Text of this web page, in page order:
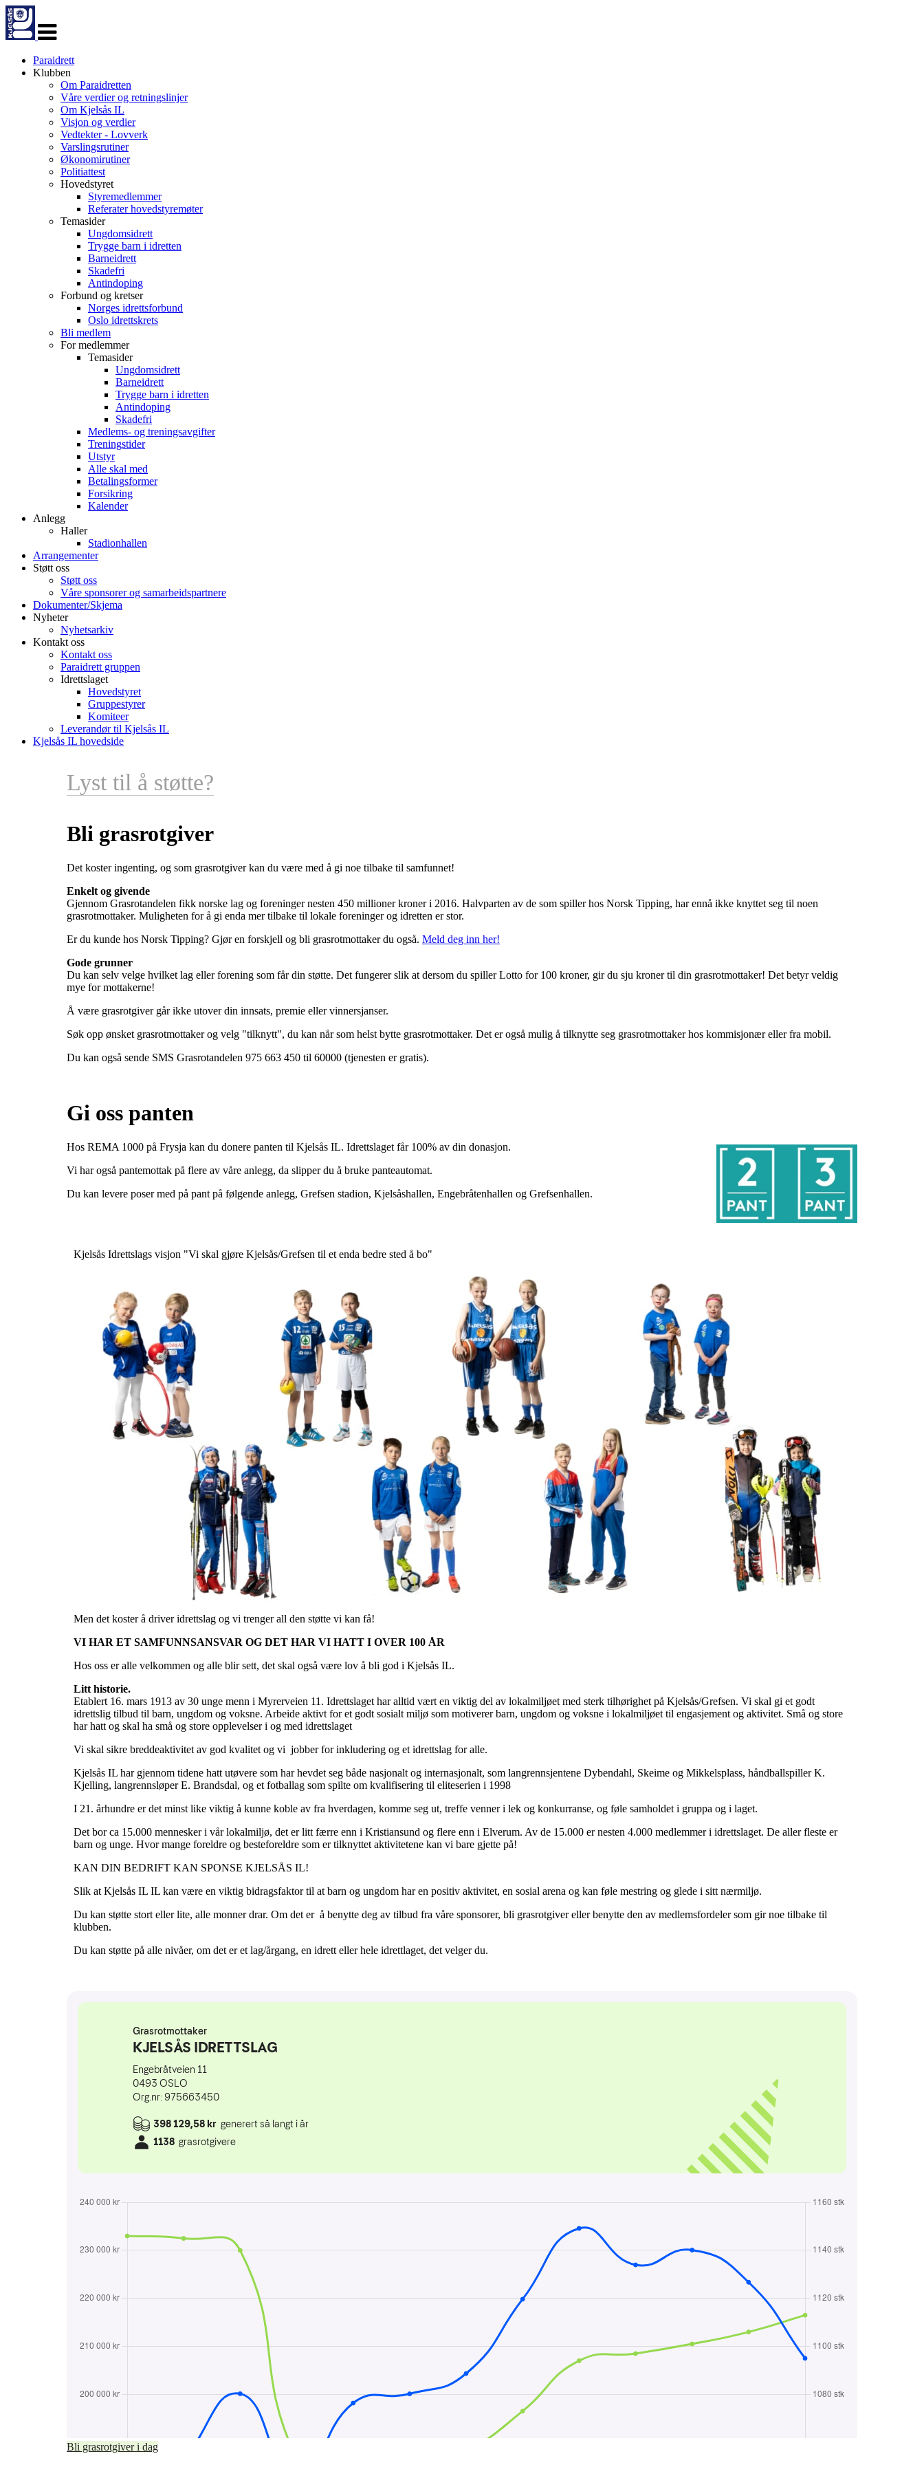
navigasjon
Paraidrett
Klubben
Om Paraidretten
Våre verdier og retningslinjer
Om Kjelsås IL
Visjon og verdier
Vedtekter - Lovverk
Varslingsrutiner
Økonomirutiner
Politiattest
Hovedstyret
Styremedlemmer
Referater hovedstyremøter
Temasider
Ungdomsidrett
Trygge barn i idretten
Barneidrett
Skadefri
Antindoping
Forbund og kretser
Norges idrettsforbund
Oslo idrettskrets
Bli medlem
For medlemmer
Temasider
Ungdomsidrett
Barneidrett
Trygge barn i idretten
Antindoping
Skadefri
Medlems- og treningsavgifter
Treningstider
Utstyr
Alle skal med
Betalingsformer
Forsikring
Kalender
Anlegg
Haller
Stadionhallen
Arrangementer
Støtt oss
Støtt oss
Våre sponsorer og samarbeidspartnere
Dokumenter/Skjema
Nyheter
Nyhetsarkiv
Kontakt oss
Kontakt oss
Paraidrett gruppen
Idrettslaget
Hovedstyret
Gruppestyrer
Komiteer
Leverandør til Kjelsås IL
Kjelsås IL hovedside
Lyst til å støtte?
Bli grasrotgiver
Det koster ingenting, og som grasrotgiver kan du være med å gi noe tilbake til samfunnet!
Enkelt og givende
Gjennom Grasrotandelen fikk norske lag og foreninger nesten 450 millioner kroner i 2016. Halvparten av de som spiller hos Norsk Tipping, har ennå ikke knyttet seg til noen
grasrotmottaker. Muligheten for å gi enda mer tilbake til lokale foreninger og idretten er stor.
Er du kunde hos Norsk Tipping? Gjør en forskjell og bli grasrotmottaker du også. Meld deg inn her!
Gode grunner
Du kan selv velge hvilket lag eller forening som får din støtte. Det fungerer slik at dersom du spiller Lotto for 100 kroner, gir du sju kroner til din grasrotmottaker! Det betyr veldig
mye for mottakerne!
Å være grasrotgiver går ikke utover din innsats, premie eller vinnersjanser.
Søk opp ønsket grasrotmottaker og velg "tilknytt", du kan når som helst bytte grasrotmottaker. Det er også mulig å tilknytte seg grasrotmottaker hos kommisjonær eller fra mobil.
Du kan også sende SMS Grasrotandelen 975 663 450 til 60000 (tjenesten er gratis).
Gi oss panten
Hos REMA 1000 på Frysja kan du donere panten til Kjelsås IL. Idrettslaget får 100% av din donasjon.
Vi har også pantemottak på flere av våre anlegg, da slipper du å bruke panteautomat.
Du kan levere poser med på pant på følgende anlegg, Grefsen stadion, Kjelsåshallen, Engebråtenhallen og Grefsenhallen.
Kjelsås Idrettslags visjon "Vi skal gjøre Kjelsås/Grefsen til et enda bedre sted å bo"
Men det koster å driver idrettslag og vi trenger all den støtte vi kan få!
VI HAR ET SAMFUNNSANSVAR OG DET HAR VI HATT I OVER 100 ÅR
Hos oss er alle velkommen og alle blir sett, det skal også være lov å bli god i Kjelsås IL.
Litt historie.
Etablert 16. mars 1913 av 30 unge menn i Myrerveien 11. Idrettslaget har alltid vært en viktig del av lokalmiljøet med sterk tilhørighet på Kjelsås/Grefsen. Vi skal gi et godt
idrettslig tilbud til barn, ungdom og voksne. Arbeide aktivt for et godt sosialt miljø som motiverer barn, ungdom og voksne i lokalmiljøet til engasjement og aktivitet. Små og store
har hatt og skal ha små og store opplevelser i og med idrettslaget
Vi skal sikre breddeaktivitet av god kvalitet og vi jobber for inkludering og et idrettslag for alle.
Kjelsås IL har gjennom tidene hatt utøvere som har hevdet seg både nasjonalt og internasjonalt, som langrennsjentene Dybendahl, Skeime og Mikkelsplass, håndballspiller K.
Kjelling, langrennsløper E. Brandsdal, og et fotballag som spilte om kvalifisering til eliteserien i 1998
I 21. århundre er det minst like viktig å kunne koble av fra hverdagen, komme seg ut, treffe venner i lek og konkurranse, og føle samholdet i gruppa og i laget.
Det bor ca 15.000 mennesker i vår lokalmiljø, det er litt færre enn i Kristiansund og flere enn i Elverum. Av de 15.000 er nesten 4.000 medlemmer i idrettslaget. De aller fleste er
barn og unge. Hvor mange foreldre og besteforeldre som er tilknyttet aktivitetene kan vi bare gjette på!
KAN DIN BEDRIFT KAN SPONSE KJELSÅS IL!
Slik at Kjelsås IL IL kan være en viktig bidragsfaktor til at barn og ungdom har en positiv aktivitet, en sosial arena og kan føle mestring og glede i sitt nærmiljø.
Du kan støtte stort eller lite, alle monner drar. Om det er å benytte deg av tilbud fra våre sponsorer, bli grasrotgiver eller benytte den av medlemsfordeler som gir noe tilbake til
klubben.
Du kan støtte på alle nivåer, om det er et lag/årgang, en idrett eller hele idrettlaget, det velger du.
Bli grasrotgiver i dag